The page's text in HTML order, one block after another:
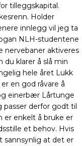
tilleggskapital.
Holder
innlegg vil jeg ta
NLH-studentene
nervebaner aktiveres
du klarer å slå min
hele året Lukk
en god råvare å
einerbær Lårtunge
derfor godt til
er enkelt å bruke er
et behov. Hvis
sannsynlig at det er